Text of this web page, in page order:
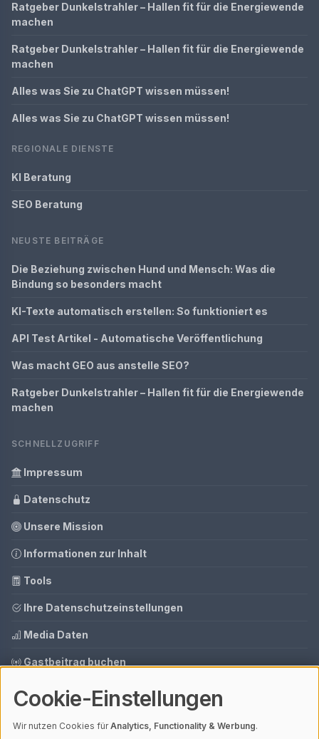
Ratgeber Dunkelstrahler – Hallen fit für die Energiewende
machen
Ratgeber Dunkelstrahler – Hallen fit für die Energiewende
machen
Alles was Sie zu ChatGPT wissen müssen!
Alles was Sie zu ChatGPT wissen müssen!
REGIONALE DIENSTE
KI Beratung
SEO Beratung
NEUSTE BEITRÄGE
Die Beziehung zwischen Hund und Mensch: Was die
Bindung so besonders macht
KI-Texte automatisch erstellen: So funktioniert es
API Test Artikel - Automatische Veröffentlichung
Was macht GEO aus anstelle SEO?
Ratgeber Dunkelstrahler – Hallen fit für die Energiewende
machen
SCHNELLZUGRIFF
Impressum
Datenschutz
Unsere Mission
Informationen zur Inhalt
Tools
Ihre Datenschutzeinstellungen
Media Daten
Gastbeitrag buchen
Mit einemⓘ Affiliate-Linkgekennzeichnete Links unterstützen unsere
Cookie-Einstellungen
Wir nutzen Cookies fürAnalytics, Functionality & Werbung.